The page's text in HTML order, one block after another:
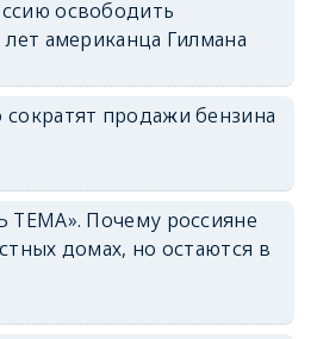
освободить
американца Гилмана
продажи бензина
ТЕМА». Почему россияне
домах, но остаются в